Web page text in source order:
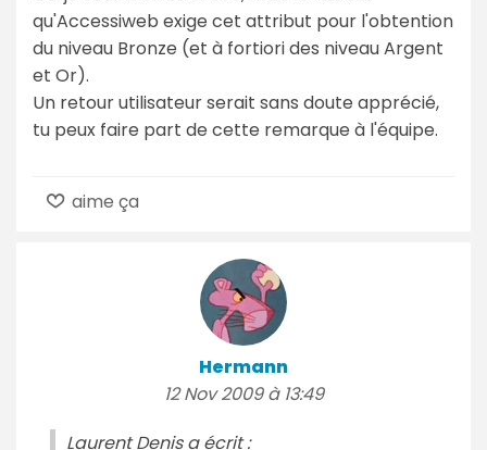
qu'Accessiweb exige cet attribut pour l'obtention
du niveau Bronze (et à fortiori des niveau Argent
et Or).
Un retour utilisateur serait sans doute apprécié,
tu peux faire part de cette remarque à l'équipe.
aime ça
Hermann
12 Nov 2009 à 13:49
Laurent Denis a écrit :